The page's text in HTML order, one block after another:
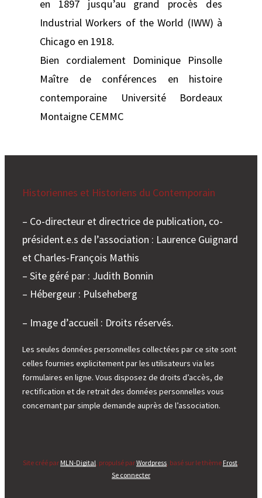
en 1897 jusqu’au grand procès des
Industrial Workers of the World (IWW) à
Chicago en 1918.
Bien cordialement Dominique Pinsolle
Maître de conférences en histoire
contemporaine Université Bordeaux
Montaigne CEMMC
Historiennes et Historiens du Contemporain
– Co-directeur et directrice de publication, co-
président.e.s de l’association : Laurence Guignard
et Charles-François Mathis
– Site géré par : Judith Bonnin
– Hébergeur : Pulseheberg
– Image d’accueil : Droits réservés.
Les seules données personnelles collectées par ce site sont
celles fournies explicitement par les utilisateurs via les
formulaires en ligne. Vous disposez de droits d’accès, de
rectification et de retrait des données personnelles vous
concernant par simple demande auprès de l’association.
Site créé par MLN-Digital , propulsé parWordpress , basé sur le thème Frost.
Se connecter